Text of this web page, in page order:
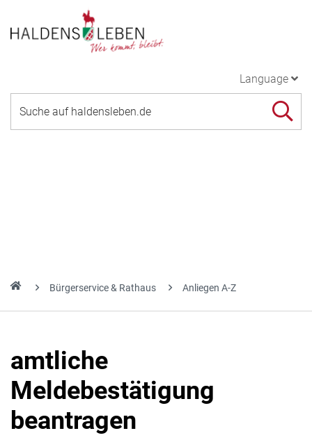
Language
Bürgerservice & Rathaus Anliegen A-Z
amtliche
Meldebestätigung
beantragen